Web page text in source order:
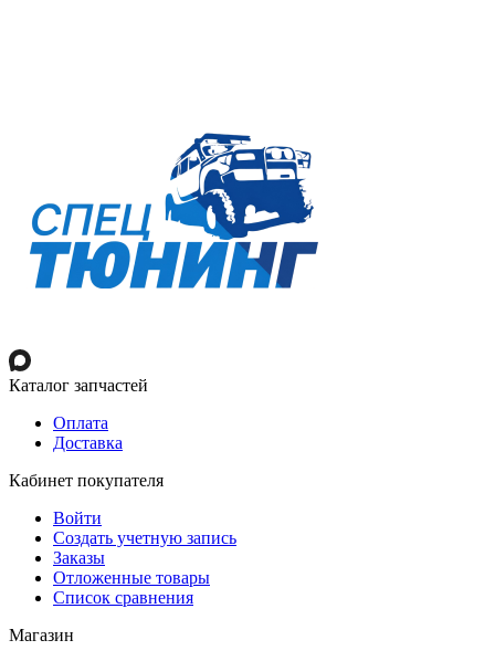
Каталог запчастей
Оплата
Доставка
Кабинет покупателя
Войти
Создать учетную запись
Заказы
Отложенные товары
Список сравнения
Магазин